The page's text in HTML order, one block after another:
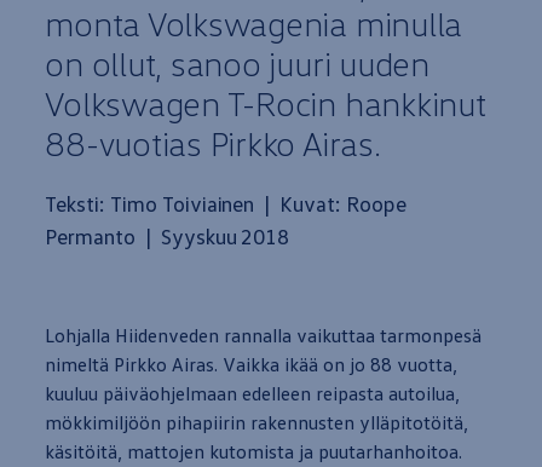
monta Volkswagenia minulla
on ollut, sanoo juuri uuden
Volkswagen T-Rocin hankkinut
88-vuotias Pirkko Airas.
Teksti: Timo Toiviainen | Kuvat: Roope
Permanto | Syyskuu 2018
Lohjalla Hiidenveden rannalla vaikuttaa tarmonpesä
nimeltä Pirkko Airas. Vaikka ikää on jo 88 vuotta
kuuluu päiväohjelmaan edelleen reipasta autoilua
mökkimiljöön pihapiirin rakennusten ylläpitotöitä,
käsitöitä, mattojen kutomista ja puutarhanhoitoa.